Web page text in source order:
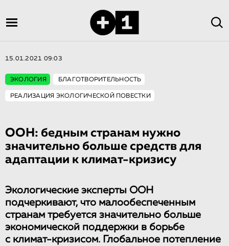
15.01.2021 09:03
ЭКОЛОГИЯ БЛАГОТВОРИТЕЛЬНОСТЬ
РЕАЛИЗАЦИЯ ЭКОЛОГИЧЕСКОЙ ПОВЕСТКИ
ООН: бедным странам нужно
значительно больше средств для
адаптации к климат-кризису
Экологические эксперты ООН
подчеркивают, что малообеспеченным
странам требуется значительно больше
экономической поддержки в борьбе
с климат-кризисом. Глобальное потепление